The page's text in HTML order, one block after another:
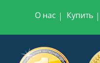
О нас
Купить